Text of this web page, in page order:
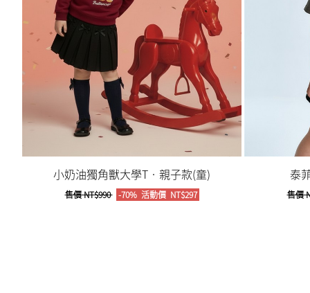
小奶油獨角獸大學T‧親子款(童)
售價NT$990 -70% 活動價NT$297
泰
售價